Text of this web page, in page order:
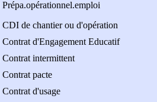
Prépa.opérationnel.emploi
CDI de chantier ou d'opération
Contrat d'Engagement Educatif
Contrat intermittent
Contrat pacte
Contrat d'usage